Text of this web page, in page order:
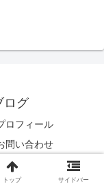
ログ
ロフィール
問い合わせ
ログ.
トップ サイドバー